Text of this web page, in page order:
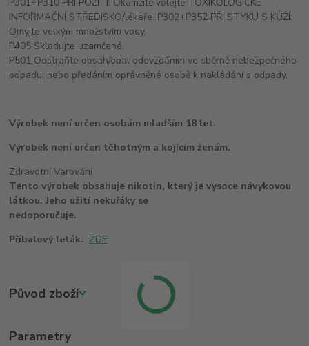
INFORMAČNÍ STŘEDISKO/lékaře. P302+P352 PŘI STYKU S KŮŽÍ:
Omyjte velkým množstvím vody.
P405 Skladujte uzamčené.
P501 Odstraňte obsah/obal odevzdáním ve sběrně nebezpečného
odpadu, nebo předáním oprávněné osobě k nakládání s odpady.
Výrobek není určen osobám mladším 18 let.
Výrobek není určen těhotným a kojícím ženám.
Zdravotní Varování
Tento výrobek obsahuje nikotin, který je vysoce návykovou
látkou. Jeho užití nekuřáky se
nedoporučuje.
Příbalový leták: ZDE
Původ zboží
Parametry